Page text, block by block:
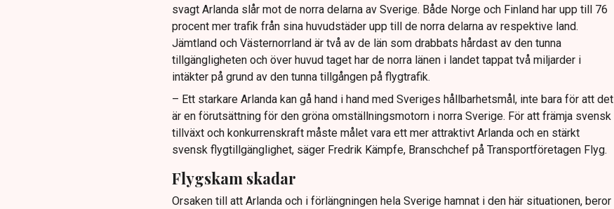
svagt Arlanda slår mot de norra delarna av Sverige. Både Norge och Finland har upp till 76
procent mer trafik från sina huvudstäder upp till de norra delarna av respektive land.
Jämtland och Västernorrland är två av de län som drabbats hårdast av den tunna
tillgängligheten och över huvud taget har de norra länen i landet tappat två miljarder i
intäkter på grund av den tunna tillgången på flygtrafik.
– Ett starkare Arlanda kan gå hand i hand med Sveriges hållbarhetsmål, inte bara för att det
är en förutsättning för den gröna omställningsmotorn i norra Sverige. För att främja svensk
tillväxt och konkurrenskraft måste målet vara ett mer attraktivt Arlanda och en stärkt
svensk flygtillgänglighet, säger Fredrik Kämpfe, Branschchef på Transportföretagen Flyg.
Flygskam skadar
Orsaken till att Arlanda och i förlängningen hela Sverige hamnat i den här situationen, beror